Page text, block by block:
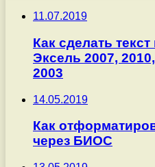
11.07.2019
Как сделать
Эксель 2007,
2003
14.05.2019
Как
через БИОС